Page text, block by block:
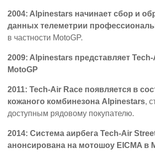
2004: Alpinestars начинает сбор и
данных телеметрии
в частности MotoGP.
2009: Alpinestars представляет
MotoGP
2011: Tech-Air Race появляется в
кожаного комбинезона Alpinestars,
доступным рядовому покупателю.
2014: Система аирбега Tech-Air
анонсирована на мотошоу EICMA в